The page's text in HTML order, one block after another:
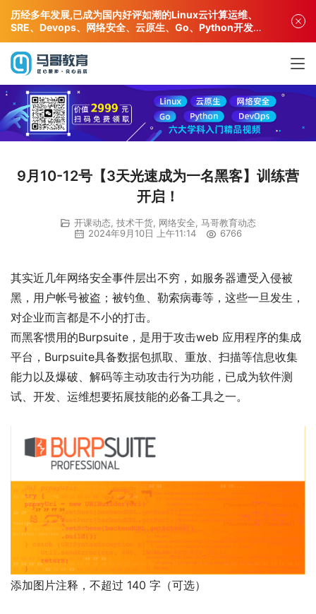
9月10-12号【3天光速成为一名黑客】训练营
开启！
开课动态 技术干货 网络安全 马哥教育动态
2024年9月10日 上午11:14
6766
其实近几年网络安全事件层出不穷，如服务器遭受入侵被
黑，用户帐号被盗；被钓鱼、勒索病毒等，这些一旦发生，
对企业而言都是不小的打击。
而黑客惯用的Burpsuite，是用于攻击web 应用程序的集成
平台， Burpsuite具备数据包抓取、重放、扫描等信息收集
能力以及爆破、解码等主动攻击行为功能，已成为软件测
试、开发、运维想要拓展技能的必备工具之一。
添加图片注释，不超过 140 字（可选）
历经多年发展,已成为国内好评如潮的Linux云计算运维、
SRE、Devops、网络安全、云原生、Go、Python开发专
业人才培训机构!